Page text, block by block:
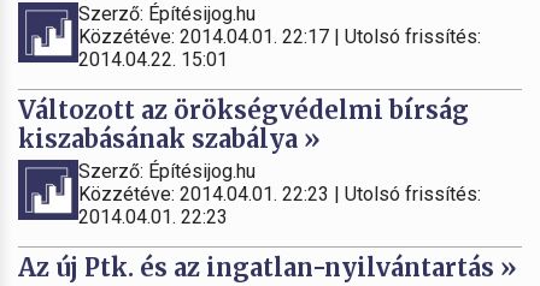
Szerző: Építésijog.hu
Közzétéve: 2014.04.01. 22:17 | Utolsó frissítés:
2014.04.22. 15:01
Változott az örökségvédelmi bírság
kiszabásának szabálya »
Szerző: Építésijog.hu
Közzétéve: 2014.04.01. 22:23 | Utolsó frissítés:
2014.04.01. 22:23
Az új Ptk. és az ingatlan-nyilvántartás »